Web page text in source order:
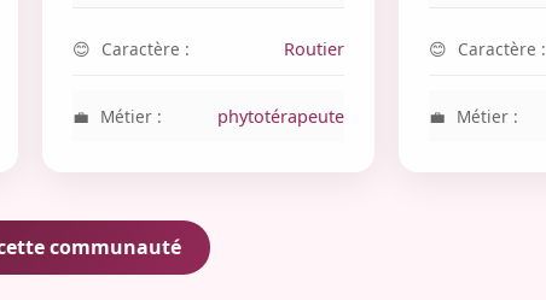
Caractère : Routier
Métier : phytotérapeute
Caractère :
Métier :
communauté